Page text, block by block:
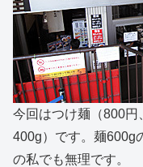
今回はつけ麺（800円
400g）です。麺600g
の私でも無理です。